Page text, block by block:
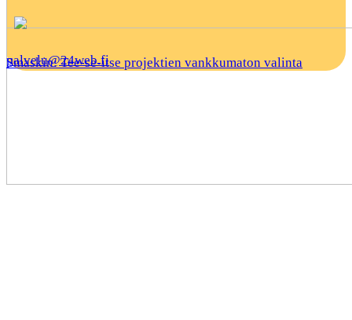
Smaskin: Tee-se-itse projektien vankkumaton valinta
palvelu@24web.fi